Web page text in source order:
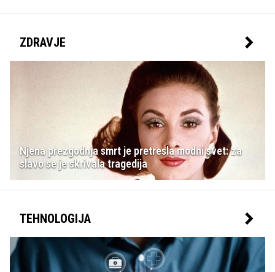
ZDRAVJE
Njena prezgodnja smrt je pretresla modni svet: za
slavo se je skrivala tragedija
TEHNOLOGIJA